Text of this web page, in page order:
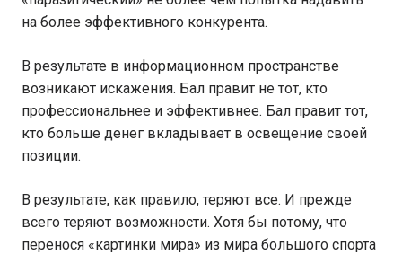
на более эффективного конкурента.
В результате в информационном пространстве
возникают искажения. Бал правит не тот, кто
профессиональнее и эффективнее. Бал правит тот,
кто больше денег вкладывает в освещение своей
позиции.
В результате, как правило, теряют все. И прежде
всего теряют возможности. Хотя бы потому, что
перенося «картинки мира» из мира большого спорта